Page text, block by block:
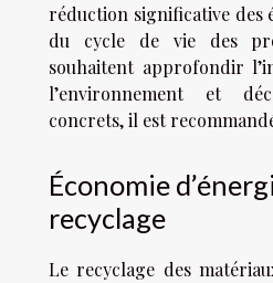
réduction significative des
du cycle de vie des
souhaitent approfondir
l’environnement et
concrets, il est
Économie
recyclage
Le recyclage des